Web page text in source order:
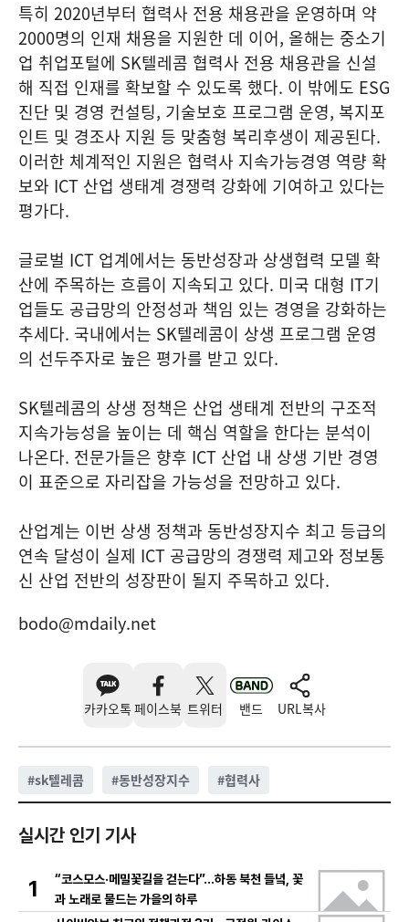
특히 2020년부터 협력사 전용 채용관을 운영하며 약
2000명의 인재 채용을 지원한 데 이어, 올해는 중소기
업 취업포털에 SK텔레콤 협력사 전용 채용관을 신설
해 직접 인재를 확보할 수 있도록 했다. 이 밖에도 ESG
진단 및 경영 컨설팅, 기술보호 프로그램 운영, 복지포
인트 및 경조사 지원 등 맞춤형 복리후생이 제공된다.
이러한 체계적인 지원은 협력사 지속가능경영 역량 확
보와 ICT 산업 생태계 경쟁력 강화에 기여하고 있다는
평가다.
글로벌 ICT 업계에서는 동반성장과 상생협력 모델 확
산에 주목하는 흐름이 지속되고 있다. 미국 대형 IT기
업들도 공급망의 안정성과 책임 있는 경영을 강화하는
추세다. 국내에서는 SK텔레콤이 상생 프로그램 운영
의 선두주자로 높은 평가를 받고 있다.
SK텔레콤의 상생 정책은 산업 생태계 전반의 구조적
지속가능성을 높이는 데 핵심 역할을 한다는 분석이
나온다. 전문가들은 향후 ICT 산업 내 상생 기반 경영
이 표준으로 자리잡을 가능성을 전망하고 있다.
산업계는 이번 상생 정책과 동반성장지수 최고 등급의
연속 달성이 실제 ICT 공급망의 경쟁력 제고와 정보통
신 산업 전반의 성장판이 될지 주목하고 있다.
bodo@mdaily.net
카카오톡 페이스북 트위터 밴드 URL복사
#sk텔레콤 #동반성장지수 #협력사
실시간 인기 기사
1
“코스모스·메밀꽃길을 걷는다”…하동 북천 들녘, 꽃
과 노래로 물드는 가을의 하루